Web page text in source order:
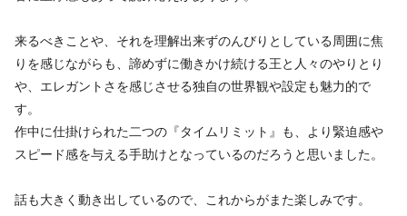
来るべきことや、それを理解出来ずのんびりとしている周囲に焦
りを感じながらも、諦めずに働きかけ続ける王と人々のやりとり
や、エレガントさを感じさせる独自の世界観や設定も魅力的で
す。
作中に仕掛けられた二つの『タイムリミット』も、より緊迫感や
スピード感を与える手助けとなっているのだろうと思いました。
話も大きく動き出しているので、これからがまた楽しみです。